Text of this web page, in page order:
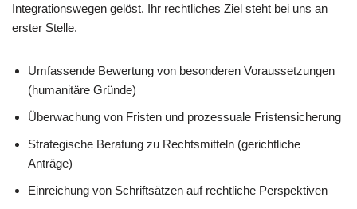
Integrationswegen gelöst. Ihr rechtliches Ziel steht bei uns an
erster Stelle.
Umfassende Bewertung von besonderen Voraussetzungen
(humanitäre Gründe)
Überwachung von Fristen und prozessuale Fristensicherung
Strategische Beratung zu Rechtsmitteln (gerichtliche
Anträge)
Einreichung von Schriftsätzen auf rechtliche Perspektiven